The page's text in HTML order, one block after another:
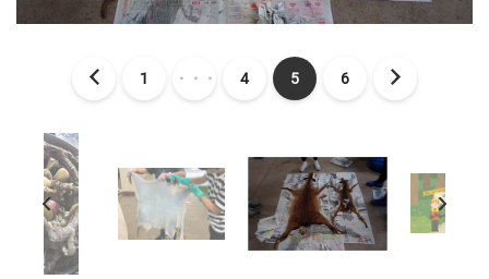
1 ・・・ 4 5 6